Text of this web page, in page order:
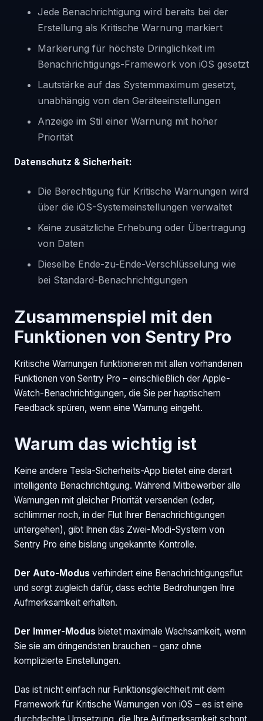
Jede Benachrichtigung wird bereits bei der
Erstellung als Kritische Warnung markiert
Markierung für höchste Dringlichkeit im
Benachrichtigungs-Framework von iOS gesetzt
Lautstärke auf das Systemmaximum gesetzt,
unabhängig von den Geräteeinstellungen
Anzeige im Stil einer Warnung mit hoher
Priorität
Datenschutz & Sicherheit:
Die Berechtigung für Kritische Warnungen wird
über die iOS-Systemeinstellungen verwaltet
Keine zusätzliche Erhebung oder Übertragung
von Daten
Dieselbe Ende-zu-Ende-Verschlüsselung wie
bei Standard-Benachrichtigungen
Zusammenspiel mit den
Funktionen von Sentry Pro
Kritische Warnungen funktionieren mit allen vorhandenen
Funktionen von Sentry Pro – einschließlich der Apple-
Watch-Benachrichtigungen, die Sie per haptischem
Feedback spüren, wenn eine Warnung eingeht.
Warum das wichtig ist
Keine andere Tesla-Sicherheits-App bietet eine derart
intelligente Benachrichtigung. Während Mitbewerber alle
Warnungen mit gleicher Priorität versenden (oder,
schlimmer noch, in der Flut Ihrer Benachrichtigungen
untergehen), gibt Ihnen das Zwei-Modi-System von
Sentry Pro eine bislang ungekannte Kontrolle.
Der Auto-Modus verhindert eine Benachrichtigungsflut
und sorgt zugleich dafür, dass echte Bedrohungen Ihre
Aufmerksamkeit erhalten.
Der Immer-Modus bietet maximale Wachsamkeit, wenn
Sie sie am dringendsten brauchen – ganz ohne
komplizierte Einstellungen.
Das ist nicht einfach nur Funktionsgleichheit mit dem
Framework für Kritische Warnungen von iOS – es ist eine